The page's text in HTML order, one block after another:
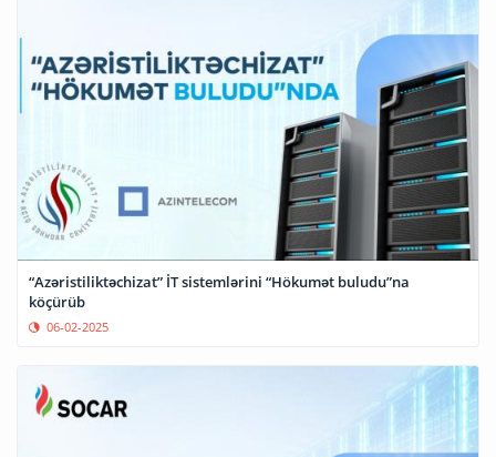
“Azəristiliktəchizat” İT sistemlərini “Hökumət buludu”na
köçürüb
06-02-2025